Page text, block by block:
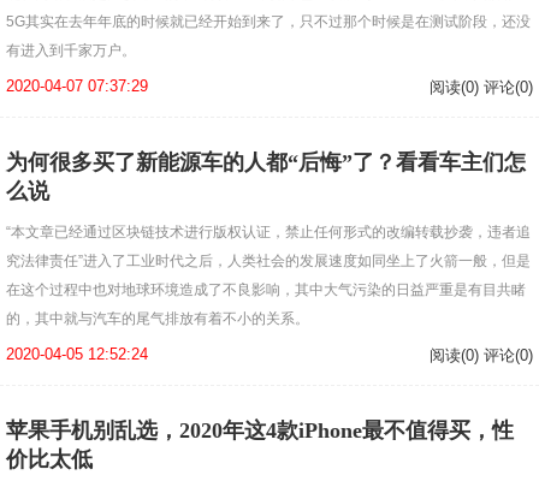
5G其实在去年年底的时候就已经开始到来了，只不过那个时候是在测试阶段，还没
有进入到千家万户。
2020-04-07 07:37:29 阅读(0) 评论(0)
为何很多买了新能源车的人都“后悔”了？看看车主们怎
么说
“本文章已经通过区块链技术进行版权认证，禁止任何形式的改编转载抄袭，违者追
究法律责任”进入了工业时代之后，人类社会的发展速度如同坐上了火箭一般，但是
在这个过程中也对地球环境造成了不良影响，其中大气污染的日益严重是有目共睹
的，其中就与汽车的尾气排放有着不小的关系。
2020-04-05 12:52:24 阅读(0) 评论(0)
苹果手机别乱选，2020年这4款iPhone最不值得买，性
价比太低